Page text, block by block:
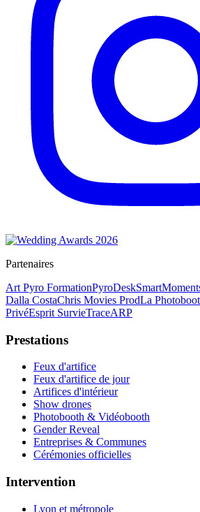
Partenaires
Art Pyro FormationPyroDesk
Dalla CostaChris Movies ProdLa
PrivéEsprit SurvieTraceARP
Prestations
Feux d'artifice
Feux d'artifice de jour
Artifices d'intérieur
Show drones
Photobooth & Vidéobooth
Gender Reveal
Entreprises & Communes
Cérémonies officielles
Intervention
Lyon et métropole